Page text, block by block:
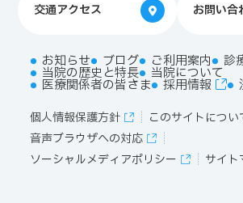
交通アクセス お問い合
お知らせ ブログ ご利用案内 診
当院の歴史と特長 当院について
医療関係者の皆さま 採用情報
個人情報保護方針
このサイトについ
音声ブラウザへの対応
ソーシャルメディアポリシー
サイト